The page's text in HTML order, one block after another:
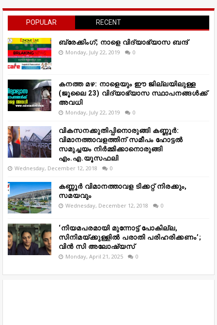
POPULAR RECENT
ബ്രേക്കിംഗ്; നാളെ വിദ്യാഭ്യാസ ബന്ദ്
Monday, July 22, 2019 0
കനത്ത മഴ: നാളെയും ഈ ജില്ലയിലുള്ള
(ജൂലൈ 23) വിദ്യാഭ്യാസ സ്ഥാപനങ്ങൾക്ക്
അവധി
Monday, July 22, 2019 0
വികസനക്കുതിപ്പിനൊരുങ്ങി കണ്ണൂർ:
വിമാനത്താവളത്തിന് സമീപം ഹോട്ടൽ
സമുച്ചയം നിർമ്മിക്കാനൊരുങ്ങി
എം.എ.യൂസഫലി
Wednesday, December 12, 2018 0
കണ്ണൂർ വിമാനത്താവള ടിക്കറ്റ് നിരക്കും,
സമയവും
Wednesday, December 12, 2018 0
‘നിയമപരമായി മുന്നോട്ട് പോകില്ല,
സിനിമയ്ക്കുള്ളിൽ പരാതി പരിഹരിക്കണം’;
വിൻ സി അലോഷ്യസ്
Monday, April 21, 2025 0